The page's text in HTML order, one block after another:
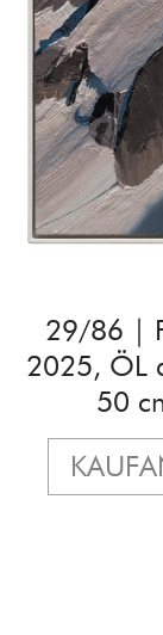
29/86 |
2025, ÖL
50